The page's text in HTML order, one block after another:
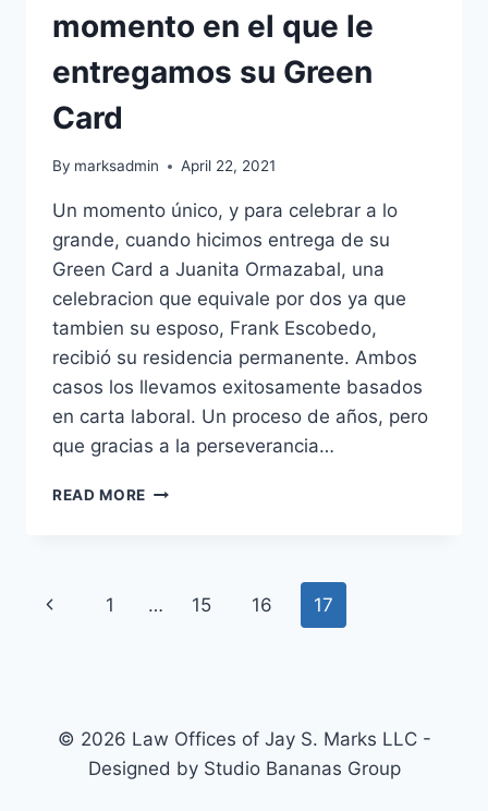
momento en el que le
entregamos su Green
Card
By marksadmin April 22, 2021
Un momento único, y para celebrar a lo
grande, cuando hicimos entrega de su
Green Card a Juanita Ormazabal, una
celebracion que equivale por dos ya que
tambien su esposo, Frank Escobedo,
recibió su residencia permanente. Ambos
casos los llevamos exitosamente basados
en carta laboral. Un proceso de años, pero
que gracias a la perseverancia…
READ MORE
1 … 15 16 17
© 2026 Law Offices of Jay S. Marks LLC -
Designed by Studio Bananas Group